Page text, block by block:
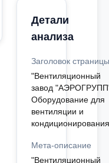
Детали
анализа
Заголовок страницы
"Вентиляционный
завод
Оборудование для
вентиляции и
Мета-описание
"Вентиляционный